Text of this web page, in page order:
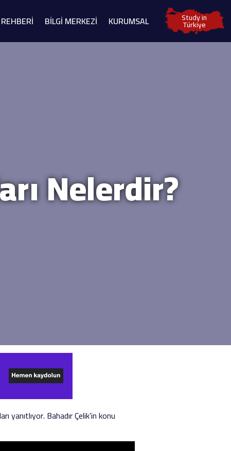
BİLGİ MERKEZİ KURUMSAL Study in
Türkiye
Nelerdir?
yanıtlıyor. Bahadır Çelik’in konu